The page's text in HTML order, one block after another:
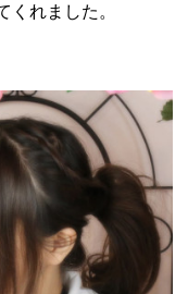
くれました。